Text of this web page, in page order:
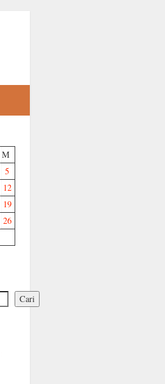
M
5
12
19
26
Cari